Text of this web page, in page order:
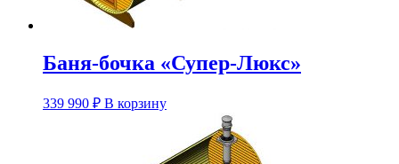
Баня-бочка «Супер-Люкс»
339 990 ₽ В корзинуЭтот
несколько